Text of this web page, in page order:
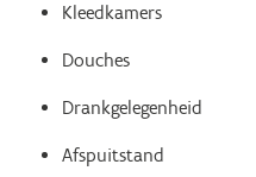
Kleedkamers
Douches
Drankgelegenheid
Afspuitstand